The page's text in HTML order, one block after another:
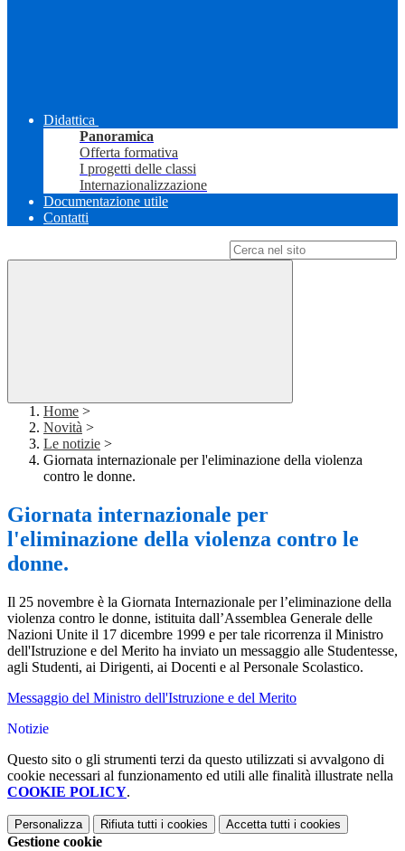
Didattica
Panoramica
Offerta formativa
I progetti delle classi
Internazionalizzazione
Documentazione utile
Contatti
Home >
Novità >
Le notizie >
Giornata internazionale per l'eliminazione della violenza
contro le donne.
Giornata internazionale per
l'eliminazione della violenza contro le
donne.
Il 25 novembre è la Giornata Internazionale per l’eliminazione della
violenza contro le donne, istituita dall’Assemblea Generale delle
Nazioni Unite il 17 dicembre 1999 e per tale ricorrenza il Ministro
dell'Istruzione e del Merito ha inviato un messaggio alle Studentesse,
agli Studenti, ai Dirigenti, ai Docenti e al Personale Scolastico.
Messaggio del Ministro dell'Istruzione e del Merito
Notizie
Questo sito o gli strumenti terzi da questo utilizzati si avvalgono di
cookie necessari al funzionamento ed utili alle finalità illustrate nella
COOKIE POLICY.
Personalizza Rifiuta tutti i cookies Accetta tutti i cookies
Gestione cookie